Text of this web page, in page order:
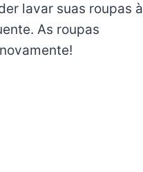
lavar suas roupas à
As roupas